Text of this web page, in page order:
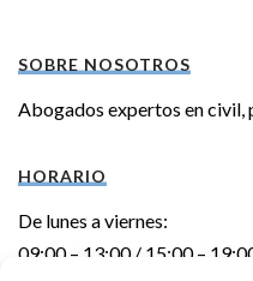
SOBRE NOSOTROS
Abogados expertos en civil,
HORARIO
De lunes a viernes:
09:00 – 13:00 / 15:00 –